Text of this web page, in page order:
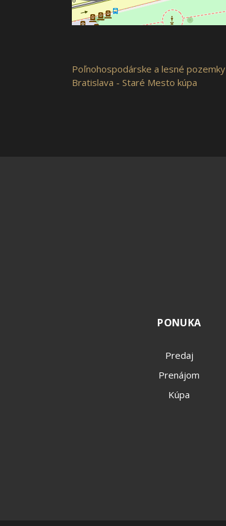
Poľnohospodárske a lesné pozemky
Bratislava - Staré Mesto kúpa
PONUKA
Predaj
Prenájom
Kúpa